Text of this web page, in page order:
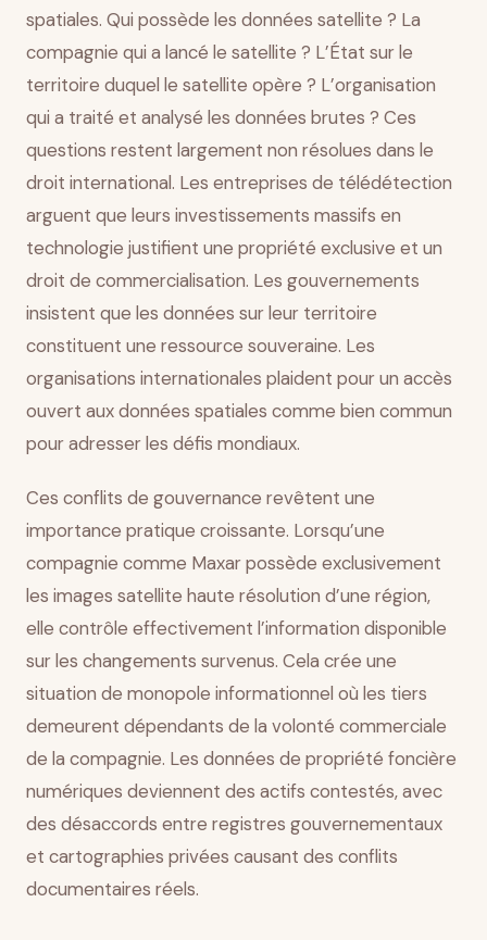
spatiales. Qui possède les données satellite ? La
compagnie qui a lancé le satellite ? L’État sur le
territoire duquel le satellite opère ? L’organisation
qui a traité et analysé les données brutes ? Ces
questions restent largement non résolues dans le
droit international. Les entreprises de télédétection
arguent que leurs investissements massifs en
technologie justifient une propriété exclusive et un
droit de commercialisation. Les gouvernements
insistent que les données sur leur territoire
constituent une ressource souveraine. Les
organisations internationales plaident pour un accès
ouvert aux données spatiales comme bien commun
pour adresser les défis mondiaux.
Ces conflits de gouvernance revêtent une
importance pratique croissante. Lorsqu’une
compagnie comme Maxar possède exclusivement
les images satellite haute résolution d’une région,
elle contrôle effectivement l’information disponible
sur les changements survenus. Cela crée une
situation de monopole informationnel où les tiers
demeurent dépendants de la volonté commerciale
de la compagnie. Les données de propriété foncière
numériques deviennent des actifs contestés, avec
des désaccords entre registres gouvernementaux
et cartographies privées causant des conflits
documentaires réels.